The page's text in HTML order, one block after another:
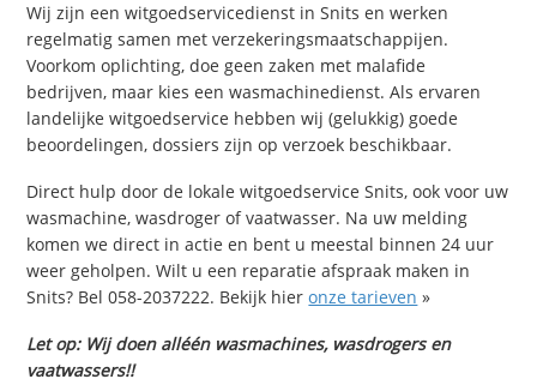
Wij zijn een witgoedservicedienst in Snits en werken
regelmatig samen met verzekeringsmaatschappijen.
Voorkom oplichting, doe geen zaken met malafide
bedrijven, maar kies een wasmachinedienst. Als ervaren
landelijke witgoedservice hebben wij (gelukkig) goede
beoordelingen, dossiers zijn op verzoek beschikbaar.
Direct hulp door de lokale witgoedservice Snits, ook voor uw
wasmachine, wasdroger of vaatwasser. Na uw melding
komen we direct in actie en bent u meestal binnen 24 uur
weer geholpen. Wilt u een reparatie afspraak maken in
Snits? Bel 058-2037222. Bekijk hieronze tarieven »
Let op: Wij doen alléén wasmachines, wasdrogers en
vaatwassers!!